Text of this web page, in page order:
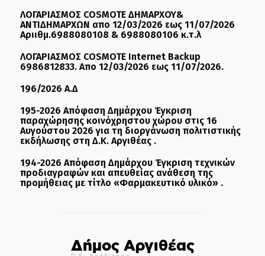
ΛΟΓΑΡΙΑΣΜΟΣ COSMOTE ΔΗΜΑΡΧΟΥ&
ΑΝΤΙΔΗΜΑΡΧΩΝ απο 12/03/2026 εως 11/07/2026
Αριιθμ.6988080108 & 6988080106 κ.τ.λ
ΛΟΓΑΡΙΑΣΜΟΣ COSMOTE Internet Backup
6986812833. Απο 12/03/2026 εως 11/07/2026.
196/2026 Α.Δ
195-2026 Απόφαση Δημάρχου Έγκριση
παραχώρησης κοινόχρηστου χώρου στις 16
Αυγούστου 2026 για τη διοργάνωση πολιτιστικής
εκδήλωσης στη Δ.Κ. Αργιθέας .
194-2026 Απόφαση Δημάρχου Έγκριση τεχνικών
προδιαγραφών και απευθείας ανάθεση της
προμήθειας με τίτλο «Φαρμακευτικό υλικό» .
Δήμος Αργιθέας